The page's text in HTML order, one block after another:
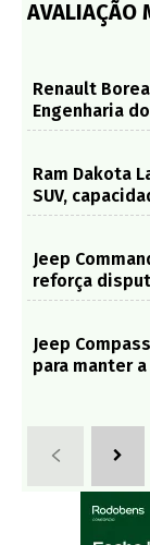
AVALIAÇÃO
Renault
Engenharia
Ram Dakota
SUV,
Jeep
reforça
Jeep
para manter